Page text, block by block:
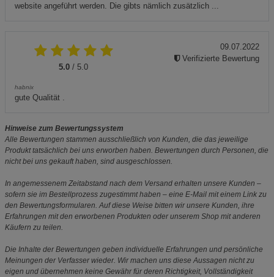
website angeführt werden. Die gibts nämlich zusätzlich ...
5.0 / 5.0
habnix
gute Qualität .
09.07.2022
Verifizierte Bewertung
Hinweise zum Bewertungssystem
Alle Bewertungen stammen ausschließlich von Kunden, die das jeweilige
Produkt tatsächlich bei uns erworben haben. Bewertungen durch Personen, die
nicht bei uns gekauft haben, sind ausgeschlossen.
In angemessenem Zeitabstand nach dem Versand erhalten unsere Kunden –
sofern sie im Bestellprozess zugestimmt haben – eine E-Mail mit einem Link zu
den Bewertungsformularen. Auf diese Weise bitten wir unsere Kunden, ihre
Erfahrungen mit den erworbenen Produkten oder unserem Shop mit anderen
Käufern zu teilen.
Die Inhalte der Bewertungen geben individuelle Erfahrungen und persönliche
Meinungen der Verfasser wieder. Wir machen uns diese Aussagen nicht zu
eigen und übernehmen keine Gewähr für deren Richtigkeit, Vollständigkeit